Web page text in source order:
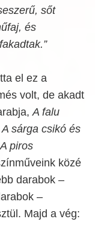
sőt
és
el ez a
volt, de akadt
A falu
A sárga csikó és
A piros
közé
darabok –
–
Majd a vég: